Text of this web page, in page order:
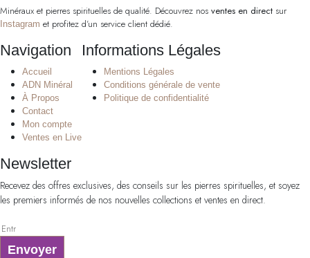
Minéraux et pierres spirituelles de qualité. Découvrez nos ventes en direct sur
Instagram et profitez d’un service client dédié.
Navigation
Accueil
ADN Minéral
À Propos
Contact
Mon compte
Ventes en Live
Informations Légales
Mentions Légales
Conditions générale de vente
Politique de confidentialité
Newsletter
Recevez des offres exclusives, des conseils sur les pierres spirituelles, et soyez
les premiers informés de nos nouvelles collections et ventes en direct.
Envoyer